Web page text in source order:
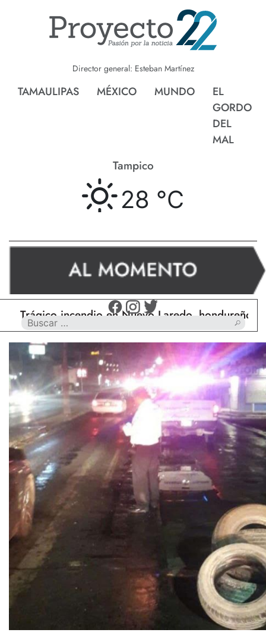
Director general: Esteban Martínez
TAMAULIPAS MÉXICO MUNDO
EL
GORDO
DEL
MAL
Tampico
28 °C
incendio en Nuevo Laredo, hondureño muere